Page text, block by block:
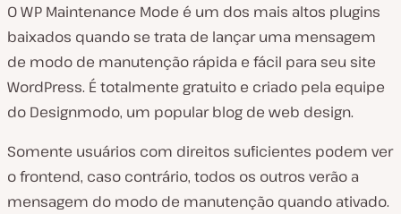
O WP Maintenance Mode é um dos mais altos plugins
baixados quando se trata de lançar uma mensagem
de modo de manutenção rápida e fácil para seu site
WordPress. É totalmente gratuito e criado pela equipe
do Designmodo, um popular blog de web design.
Somente usuários com direitos suficientes podem ver
o frontend, caso contrário, todos os outros verão a
mensagem do modo de manutenção quando ativado.